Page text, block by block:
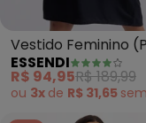
Vestido Feminino
ESSENDI
R$ 94,95R$ 189,99
ou 3x de R$ 31,65 sem